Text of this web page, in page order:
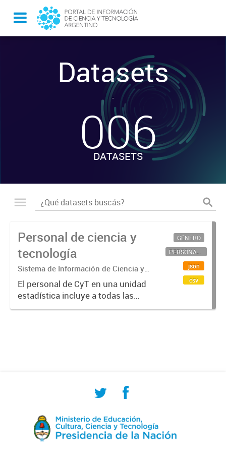
Datasets
-
006
DATASETS
Personal de ciencia y
tecnología
Sistema de Información de Ciencia y
Tecnología Argentino (SICYTAR)
El personal de CyT en una unidad
estadística incluye a todas las
personas involucradas
GÉNERO
PERSONAL CIENTÍFICO-TECNOLÓGICO
json
csv